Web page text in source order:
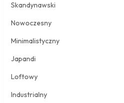
Skandynawski
Nowoczesny
Minimalistyczny
Japandi
Loftowy
Industrialny